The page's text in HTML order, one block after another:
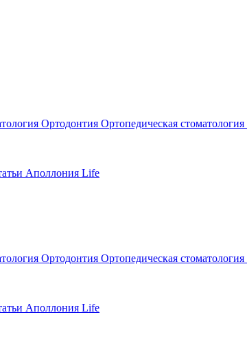
Ортодонтия Ортопедическая стоматология
Аполлония Life
Ортодонтия Ортопедическая стоматология
Аполлония Life